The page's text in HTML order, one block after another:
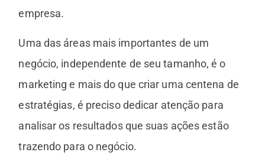
empresa.
Uma das áreas mais importantes de um
negócio, independente de seu tamanho, é o
marketing e mais do que criar uma centena de
estratégias, é preciso dedicar atenção para
analisar os resultados que suas ações estão
trazendo para o negócio.